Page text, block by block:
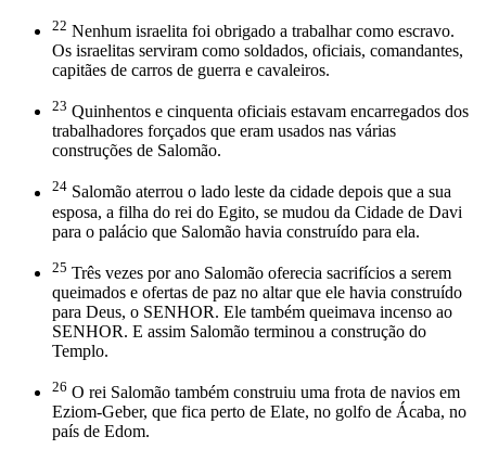
22 Nenhum israelita foi obrigado a trabalhar como escravo.
Os israelitas serviram como soldados, oficiais, comandantes,
capitães de carros de guerra e cavaleiros.
23 Quinhentos e cinquenta oficiais estavam encarregados dos
trabalhadores forçados que eram usados nas várias
construções de Salomão.
24 Salomão aterrou o lado leste da cidade depois que a sua
esposa, a filha do rei do Egito, se mudou da Cidade de Davi
para o palácio que Salomão havia construído para ela.
25 Três vezes por ano Salomão oferecia sacrifícios a serem
queimados e ofertas de paz no altar que ele havia construído
para Deus, o SENHOR. Ele também queimava incenso ao
SENHOR. E assim Salomão terminou a construção do
Templo.
26 O rei Salomão também construiu uma frota de navios em
Eziom-Geber, que fica perto de Elate, no golfo de Ácaba, no
país de Edom.